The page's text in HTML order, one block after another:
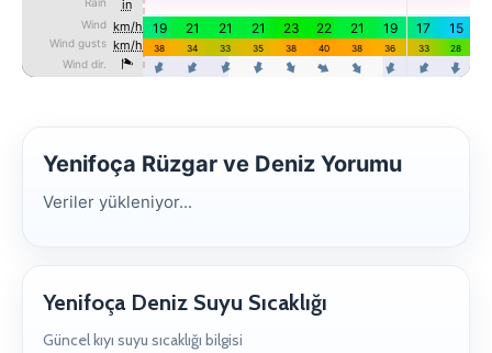
Yenifoça Rüzgar ve Deniz Yorumu
Veriler yükleniyor...
Yenifoça Deniz Suyu Sıcaklığı
Güncel kıyı suyu sıcaklığı bilgisi